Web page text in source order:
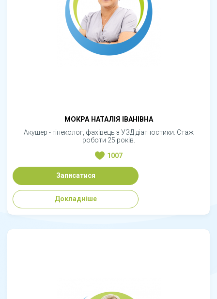
МОКРА НАТАЛІЯ ІВАНІВНА
Акушер - гінеколог, фахівець з УЗД діагностики. Стаж
роботи 25 років.
1007
Записатися
Докладніше